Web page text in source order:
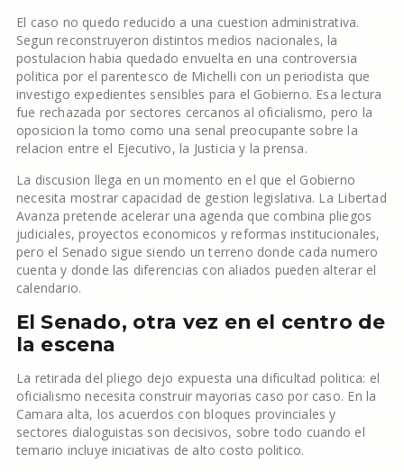
El caso no quedo reducido a una cuestion administrativa.
Segun reconstruyeron distintos medios nacionales, la
postulacion habia quedado envuelta en una controversia
politica por el parentesco de Michelli con un periodista que
investigo expedientes sensibles para el Gobierno. Esa lectura
fue rechazada por sectores cercanos al oficialismo, pero la
oposicion la tomo como una senal preocupante sobre la
relacion entre el Ejecutivo, la Justicia y la prensa.
La discusion llega en un momento en el que el Gobierno
necesita mostrar capacidad de gestion legislativa. La Libertad
Avanza pretende acelerar una agenda que combina pliegos
judiciales, proyectos economicos y reformas institucionales,
pero el Senado sigue siendo un terreno donde cada numero
cuenta y donde las diferencias con aliados pueden alterar el
calendario.
El Senado, otra vez en el centro de
la escena
La retirada del pliego dejo expuesta una dificultad politica: el
oficialismo necesita construir mayorias caso por caso. En la
Camara alta, los acuerdos con bloques provinciales y
sectores dialoguistas son decisivos, sobre todo cuando el
temario incluye iniciativas de alto costo politico.